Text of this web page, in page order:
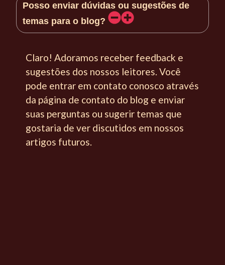
Posso enviar dúvidas ou sugestões de
temas para o blog?
Claro! Adoramos receber feedback e
sugestões dos nossos leitores. Você
pode entrar em contato conosco através
da página de contato do blog e enviar
suas perguntas ou sugerir temas que
gostaria de ver discutidos em nossos
artigos futuros.